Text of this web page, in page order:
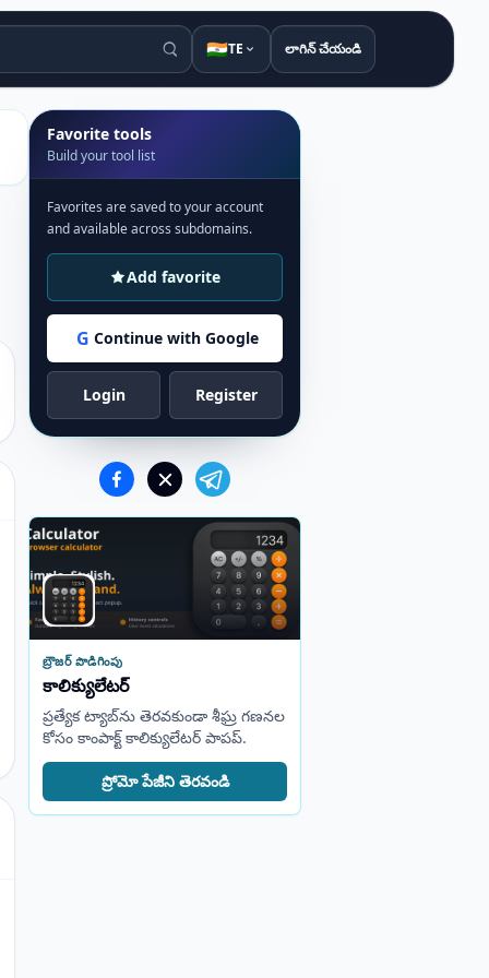
🇮🇳TE లాగిన్ చేయండి
Favorite tools
Build your tool list
Favorites are saved to your account
and available across subdomains.
Add favorite
G Continue with Google
Login Register
బ్రౌజర్ పొడిగింపు
కాలిక్యులేటర్
ప్రత్యేక ట్యాబ్‌ను తెరవకుండా శీఘ్ర గణనల
కోసం కాంపాక్ట్ కాలిక్యులేటర్ పాపప్.
ప్రోమో పేజీని తెరవండి